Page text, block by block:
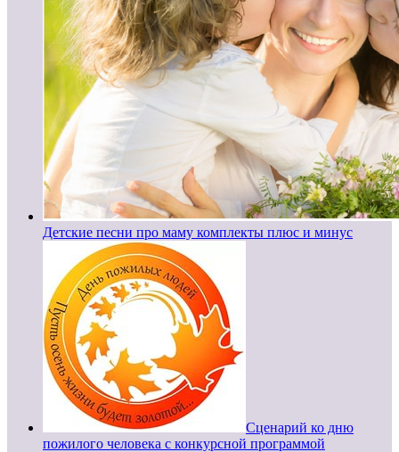
Детские песни про маму комплекты плюс и минус
Сценарий ко дню
пожилого человека с конкурсной программой